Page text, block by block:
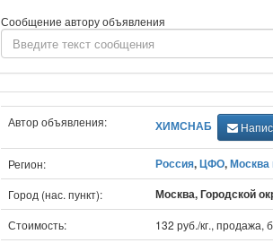
Сообщение автору объявления
Автор объявления: ХИМСНАБ
Регион: Россия,ЦФО,Москва
Город (нас. пункт): Москва, Городской
Стоимость:
132 руб./кг., продажа,